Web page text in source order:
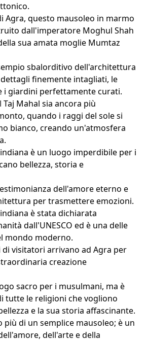
Agra, questo mausoleo in marmo
dall'imperatore Moghul Shah
sua amata moglie Mumtaz
sbalorditivo dell'architettura
finemente intagliati, le
i giardini perfettamente curati.
Mahal sia ancora più
quando i raggi del sole si
bianco, creando un'atmosfera
è un luogo imperdibile per i
bellezza, storia e
dell'amore eterno e
per trasmettere emozioni.
è stata dichiarata
dall'UNESCO ed è una delle
mondo moderno.
visitatori arrivano ad Agra per
creazione
sacro per i musulmani, ma è
tutte le religioni che vogliono
e la sua storia affascinante.
più di un semplice mausoleo; è un
dell'arte e della